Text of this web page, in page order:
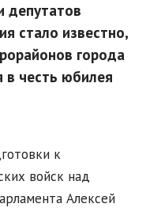
депутатов
стало известно,
города
в честь юбилея
к
войск над
Алексей